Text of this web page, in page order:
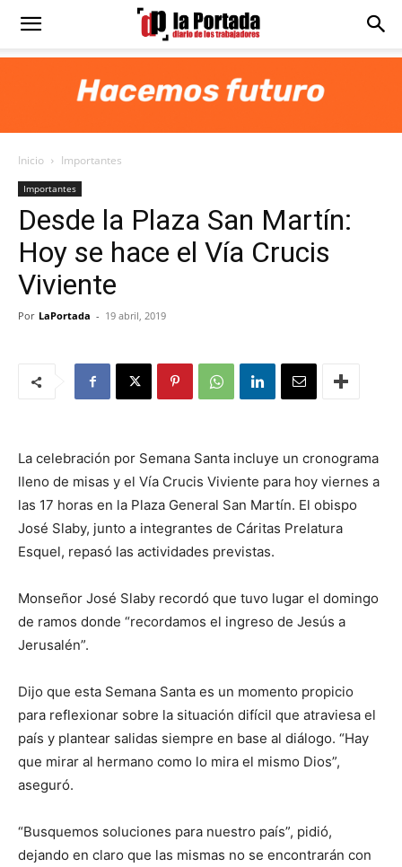
Diario
Portada
Inicio Importantes
Importantes
Desde la Plaza San Martín:
Hoy se hace el Vía Crucis
Viviente
Por LaPortada - 19 abril, 2019
La celebración por Semana Santa incluye un cronograma
lleno de misas y el Vía Crucis Viviente para hoy viernes a
las 17 horas en la Plaza General San Martín. El obispo
José Slaby, junto a integrantes de Cáritas Prelatura
Esquel, repasó las actividades previstas.
Monseñor José Slaby recordó que tuvo lugar el domingo
de ramos donde “recordamos el ingreso de Jesús a
Jerusalén”.
Dijo que esta Semana Santa es un momento propicio
para reflexionar sobre la situación difícil que atraviesa el
país y plantear salidas siempre en base al diálogo. “Hay
que mirar al hermano como lo mira el mismo Dios”,
aseguró.
“Busquemos soluciones para nuestro país”, pidió,
dejando en claro que las mismas no se encontrarán con